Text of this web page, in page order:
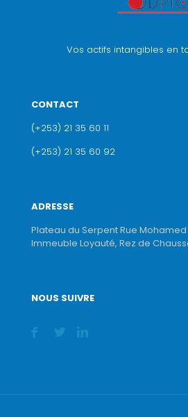
Vos actifs intangibles en
CONTACT
(+253) 21 35 60 11
(+253) 21 35 60 92
ADRESSE
Plateau du Serpent Rue
Immeuble Loyauté, Rez de
NOUS SUIVRE